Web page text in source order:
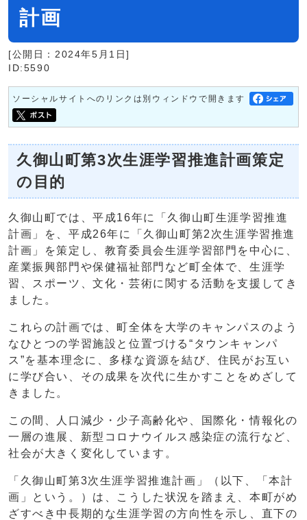
計画
[公開日：2024年5月1日]
ID:5590
ソーシャルサイトへのリンクは別ウィンドウで開きます
久御山町第3次生涯学習推進計画策定
の目的
久御山町では、平成16年に「久御山町生涯学習推進
計画」を、平成26年に「久御山町第2次生涯学習推進
計画」を策定し、教育委員会生涯学習部門を中心に、
産業振興部門や保健福祉部門など町全体で、生涯学
習、スポーツ、文化・芸術に関する活動を支援してき
ました。
これらの計画では、町全体を大学のキャンパスのよう
なひとつの学習施設と位置づける“タウンキャンパ
ス”を基本理念に、多様な資源を結び、住民がお互い
に学び合い、その成果を次代に生かすことをめざして
きました。
この間、人口減少・少子高齢化や、国際化・情報化の
一層の進展、新型コロナウイルス感染症の流行など、
社会が大きく変化しています。
「久御山町第3次生涯学習推進計画」（以下、「本計
画」という。）は、こうした状況を踏まえ、本町がめ
ざすべき中長期的な生涯学習の方向性を示し、直下の